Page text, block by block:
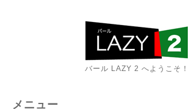
バール LAZY 2 へようこそ！
メニュー